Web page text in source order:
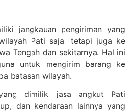
jangkauan pengiriman yang
Pati saja, tetapi juga ke
Tengah dan sekitarnya. Hal ini
untuk mengirim barang ke
batasan wilayah.
dimiliki jasa angkut Pati
dan kendaraan lainnya yang